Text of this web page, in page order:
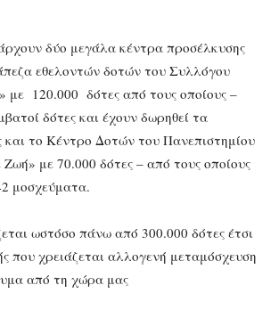
δύο μεγάλα κέντρα προσέλκυσης
εθελοντών δοτών του Συλλόγου
με 120.000 δότες από τους οποίους –
δότες και έχουν δωρηθεί τα
και το Κέντρο Δοτών του Πανεπιστημίου
με 70.000 δότες – από τους οποίους
μοσχεύματα.
ωστόσο πάνω από 300.000 δότες έτσι
που χρειάζεται αλλογενή μεταμόσχευση
από τη χώρα μας